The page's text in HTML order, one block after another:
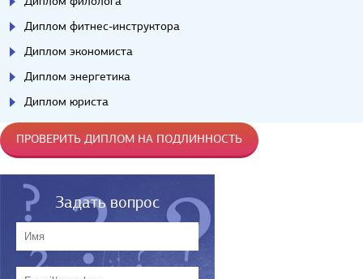
Диплом фитнес-инструктора
Диплом экономиста
Диплом энергетика
Диплом юриста
ПРОВЕРИТЬ ДИПЛОМ НА ПОДЛИННОСТЬ
Задать вопрос